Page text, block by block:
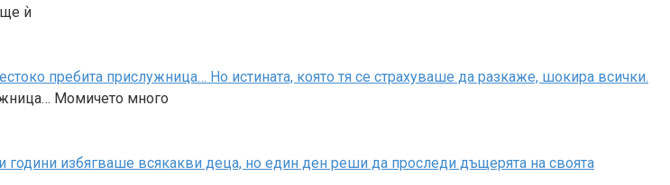
ще ѝ
пребита прислужница… Но истината, която тя се страхуваше да разкаже, шокира всички.
Момичето много
избягваше всякакви деца, но един ден реши да проследи дъщерята на своята